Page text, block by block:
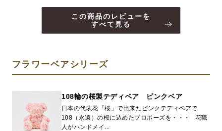
この商品のレビューを
すべて見る
フラワーベアシリーズ
108輪の桜製テディベア ピンクベア
日本の代表花「桜」で出来たピンクテディベアで
108（永遠）の桜に込めたプロポーズを・・・ 花職
人がハンドメイ...